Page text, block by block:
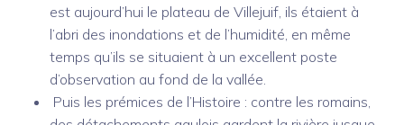
est aujourd’hui le plateau de Villejuif, ils étaient à
l’abri des inondations et de l’humidité, en même
temps qu’ils se situaient à un excellent poste
d’observation au fond de la vallée.
Puis les prémices de l’Histoire : contre les romains,